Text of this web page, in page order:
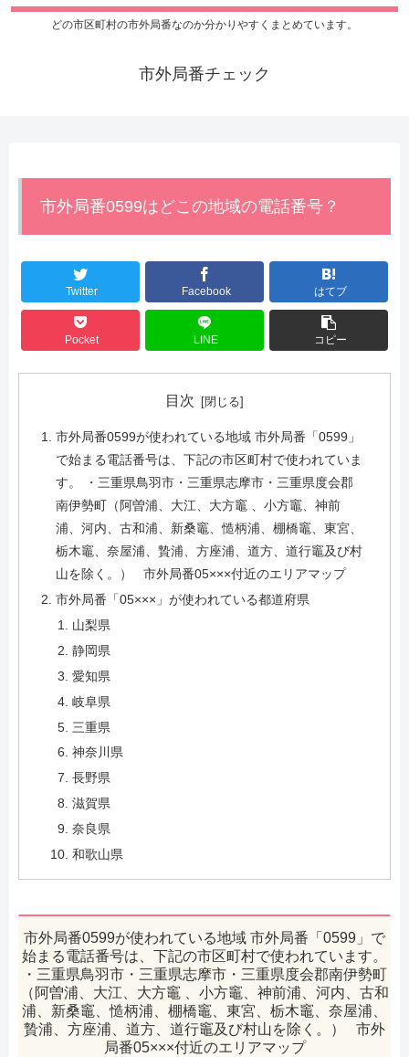
どの市区町村の市外局番なのか分かりやすくまとめています。
市外局番チェック
市外局番0599はどこの地域の電話番号？
Twitter Facebook はてブ
Pocket LINE コピー
目次
市外局番0599が使われている地域 市外局番「0599」
で始まる電話番号は、下記の市区町村で使われていま
す。 ・三重県鳥羽市・三重県志摩市・三重県度会郡
南伊勢町（阿曽浦、大江、大方竈 、小方竈、神前
浦、河内、古和浦、新桑竈、慥柄浦、棚橋竈、東宮、
栃木竈、奈屋浦、贄浦、方座浦、道方、道行竈及び村
山を除く。） 市外局番05×××付近のエリアマップ
市外局番「05×××」が使われている都道府県
山梨県
静岡県
愛知県
岐阜県
三重県
神奈川県
長野県
滋賀県
奈良県
和歌山県
市外局番0599が使われている地域 市外局番「0599」で
始まる電話番号は、下記の市区町村で使われています。
・三重県鳥羽市・三重県志摩市・三重県度会郡南伊勢町
（阿曽浦、大江、大方竈 、小方竈、神前浦、河内、古和
浦、新桑竈、慥柄浦、棚橋竈、東宮、栃木竈、奈屋浦、
贄浦、方座浦、道方、道行竈及び村山を除く。） 市外
局番05×××付近のエリアマップ